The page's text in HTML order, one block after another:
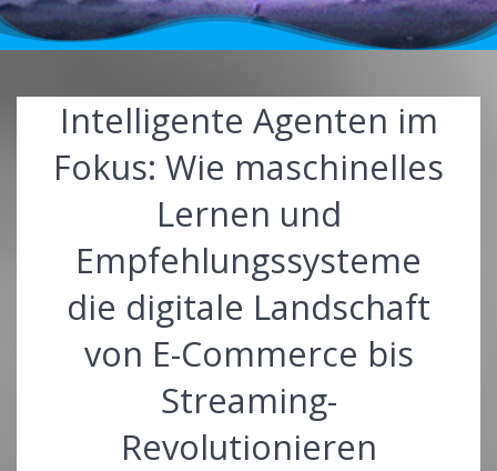
Intelligente Agenten im
Fokus: Wie maschinelles
Lernen und
Empfehlungssysteme
die digitale Landschaft
von E-Commerce bis
Streaming-
Revolutionieren